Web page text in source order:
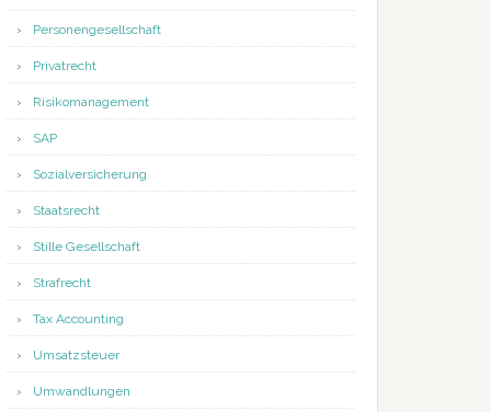
Personengesellschaft
Privatrecht
Risikomanagement
SAP
Sozialversicherung
Staatsrecht
Stille Gesellschaft
Strafrecht
Tax Accounting
Umsatzsteuer
Umwandlungen